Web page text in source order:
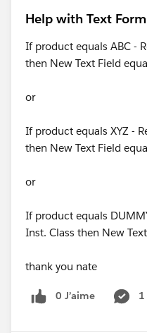
Help with Text
If product equals ABC -
then New Text Field
or
If product equals XYZ -
then New Text Field
or
If product equals
Inst. Class then New
thank you nate
0 J’aime